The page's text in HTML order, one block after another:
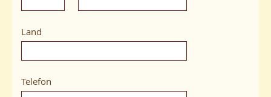
Land
Telefon